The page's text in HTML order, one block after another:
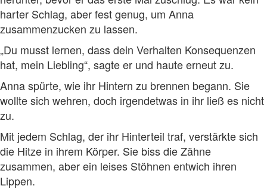
harter Schlag, aber fest genug, um Anna
zusammenzucken zu lassen.
„Du musst lernen, dass dein Verhalten Konsequenzen
hat, mein Liebling“, sagte er und haute erneut zu.
Anna spürte, wie ihr Hintern zu brennen begann. Sie
wollte sich wehren, doch irgendetwas in ihr ließ es nicht
zu.
Mit jedem Schlag, der ihr Hinterteil traf, verstärkte sich
die Hitze in ihrem Körper. Sie biss die Zähne
zusammen, aber ein leises Stöhnen entwich ihren
Lippen.